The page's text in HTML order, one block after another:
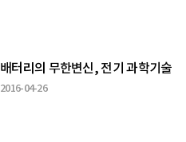
배터리의 무한변신, 전기 과학기술
2016-04-26